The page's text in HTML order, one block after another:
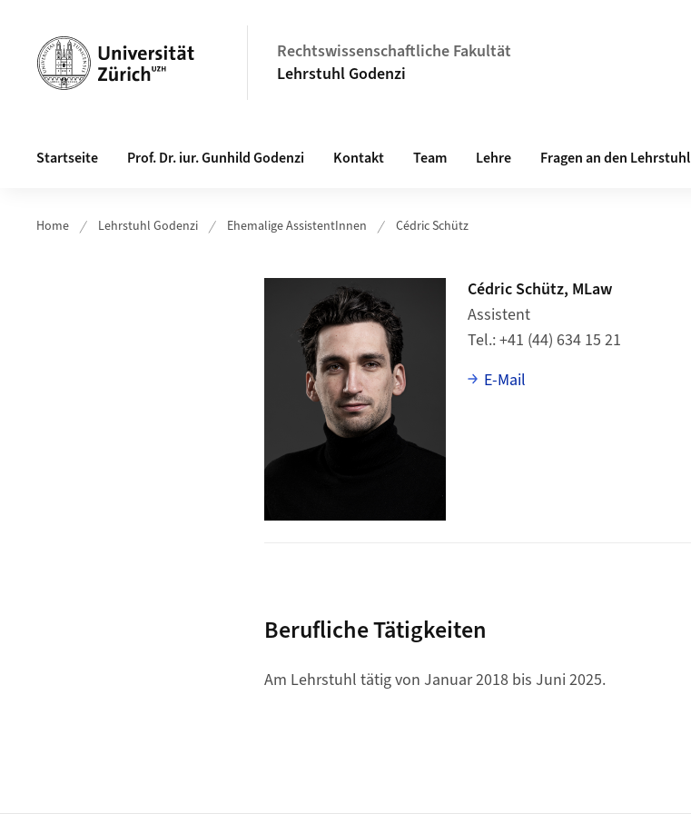
Rechtswissenschaftliche Fakultät
Lehrstuhl Godenzi
Startseite Prof. Dr. iur. Gunhild Godenzi Kontakt Team Lehre Fragen an den Lehrstuhl
Home Lehrstuhl Godenzi Ehemalige AssistentInnen Cédric Schütz
Cédric Schütz, MLaw
Assistent
Tel. +41 (44) 634 15 21
E-Mail
Berufliche Tätigkeiten
Am Lehrstuhl tätig von Januar 2018 bis Juni 2025.